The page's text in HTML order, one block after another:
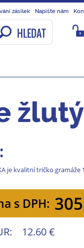
zásilek Napište nám
HLEDAT
je kvalitní tričko
s DPH:
12.60 €